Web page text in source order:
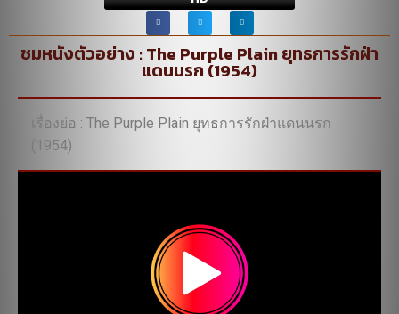
ชมหนังตัวอย่าง : The Purple Plain ยุทธการรักฝ่า
แดนนรก (1954)
เรื่องย่อ : The Purple Plain ยุทธการรักฝ่าแดนนรก
(1954)